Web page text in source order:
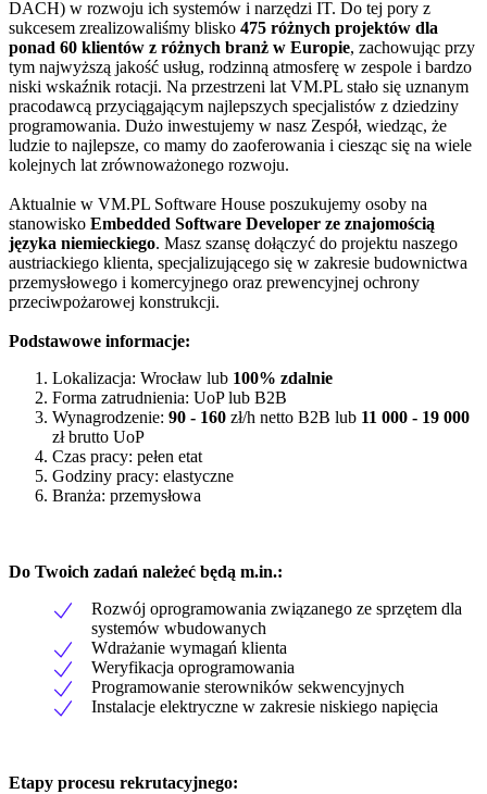
DACH) w rozwoju ich systemów i narzędzi IT. Do tej pory z
sukcesem zrealizowaliśmy blisko 475 różnych projektów dla
ponad 60 klientów z różnych branż w Europie, zachowując przy
tym najwyższą jakość usług, rodzinną atmosferę w zespole i bardzo
niski wskaźnik rotacji. Na przestrzeni lat VM.PL stało się uznanym
pracodawcą przyciągającym najlepszych specjalistów z dziedziny
programowania. Dużo inwestujemy w nasz Zespół, wiedząc, że
ludzie to najlepsze, co mamy do zaoferowania i ciesząc się na wiele
kolejnych lat zrównoważonego rozwoju.
Aktualnie w VM.PL Software House poszukujemy osoby na
stanowisko Embedded Software Developer ze znajomością
języka niemieckiego. Masz szansę dołączyć do projektu naszego
austriackiego klienta, specjalizującego się w zakresie budownictwa
przemysłowego i komercyjnego oraz prewencyjnej ochrony
przeciwpożarowej konstrukcji.
Podstawowe informacje:
Lokalizacja: Wrocław lub 100% zdalnie
Forma zatrudnienia: UoP lub B2B
Wynagrodzenie: 90 - 160 zł/h netto B2B lub 11 000 - 19 000
zł brutto UoP
Czas pracy: pełen etat
Godziny pracy: elastyczne
Branża: przemysłowa
Do Twoich zadań należeć będą m.in.:
Rozwój oprogramowania związanego ze sprzętem dla
systemów wbudowanych
Wdrażanie wymagań klienta
Weryfikacja oprogramowania
Programowanie sterowników sekwencyjnych
Instalacje elektryczne w zakresie niskiego napięcia
Etapy procesu rekrutacyjnego: